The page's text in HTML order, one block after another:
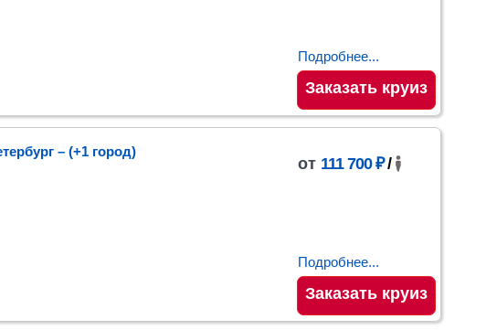
Подробнее...
Заказать круиз
– (+1 город)
от 111 700 ₽/
Подробнее...
Заказать круиз